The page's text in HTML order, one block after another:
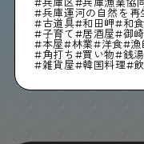
シタマチコウベについて
下町マップ
下町カレンダー
下町寫眞
兵庫区
兵庫漁業協
兵庫運河の自然を
古道具
和田岬 和
子育て
居酒屋 御
本屋
林業 洋食 漁
角打ち
買い物 銭
雑貨屋
韓国料理